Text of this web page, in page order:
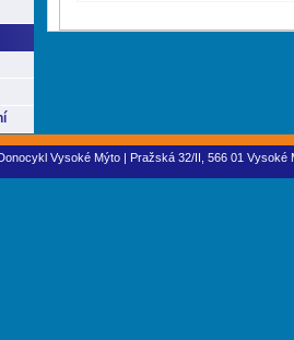
Vysoké Mýto | Pražská 32/II, 566 01 Vysoké